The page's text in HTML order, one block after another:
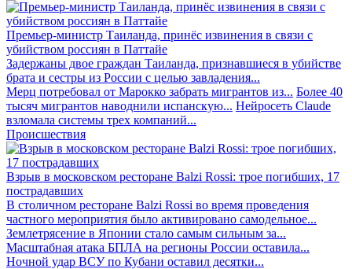
Премьер-министр Таиланда, принёс извинения в связи с
убийством россиян в Паттайе
Задержаны двое граждан Таиланда, признавшиеся в убийстве
брата и сестры из России с целью завладения...
Мерц потребовал от Марокко забрать мигрантов из... Более 40
тысяч мигрантов наводнили испанскую... Нейросеть Claude
взломала системы трех компаний...
Происшествия
Взрыв в московском ресторане Balzi Rossi: трое погибших, 17
пострадавших
В столичном ресторане Balzi Rossi во время проведения
частного мероприятия было активировано самодельное...
Землетрясение в Японии стало самым сильным за...
Масштабная атака БПЛА на регионы России оставила...
Ночной удар ВСУ по Кубани оставил десятки...